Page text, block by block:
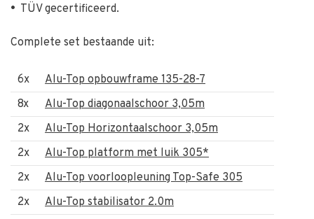
• TÜV gecertificeerd.
Complete set bestaande uit:
6x
Alu-Top opbouwframe 135-28-7
8x
Alu-Top diagonaalschoor 3,05m
2x
Alu-Top Horizontaalschoor 3,05m
2x
Alu-Top platform met luik 305*
2x
Alu-Top voorloopleuning Top-Safe 305
2x
Alu-Top stabilisator 2.0m